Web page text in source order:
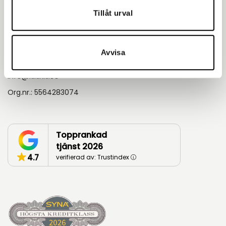
Tillåt urval
Avvisa
Kontakt
info@kikiriki.se
Org.nr.: 5564283074
4.7
Topprankad
tjänst 2026
verifierad av: Trustindex